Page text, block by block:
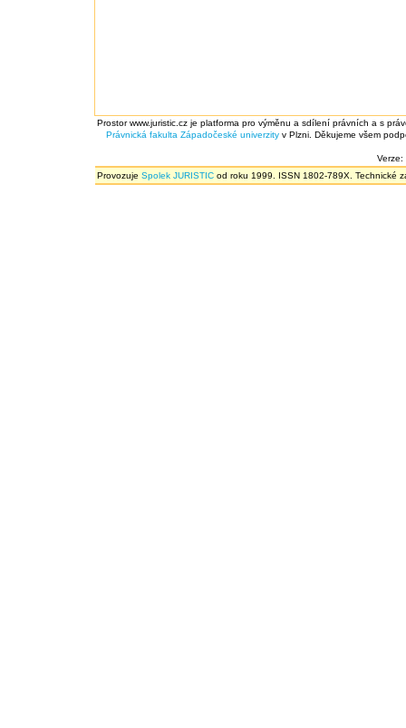
Prostor www.juristic.cz je platforma pro výměnu a sdílení právních a s
Právnická fakulta Západočeské univerzity v Plzni. Děkujeme všem
Verze:
Provozuje Spolek JURISTIC od roku 1999. ISSN 1802-789X. Technické